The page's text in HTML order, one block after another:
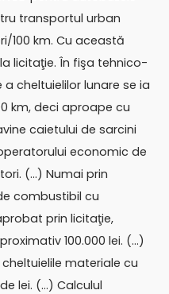
transportul urban
100 km. Cu această
licitaţie. În fişa tehnico-
cheltuielilor lunare se ia
km, deci aproape cu
caietului de sarcini
economic de
(…) Numai prin
combustibil cu
prin licitaţie,
100.000 lei. (…)
materiale cu
lei. (…) Calculul